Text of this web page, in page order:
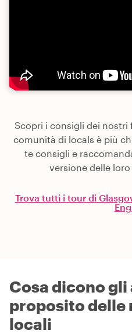
Scopri i consigli dei
comunità di locals è più
te consigli e
versione delle
Trova tutti i tour di
Cosa dicono gli
proposito delle
locali